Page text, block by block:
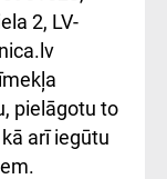
2, LV-
pielāgotu to
arī iegūtu